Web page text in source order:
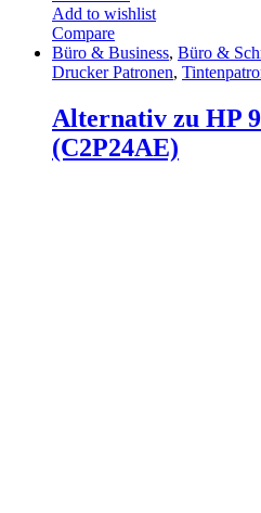
Add to wishlist
Compare
Büro & Business, Büro &
Drucker Patronen,
Alternativ zu HP
(C2P24AE)